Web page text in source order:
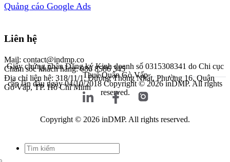
Quảng cáo Google Ads
Liên hệ
Mail: contact@indmp.co
Chăm sóc khách hàng: 086 8586 345
Địa chỉ liên hệ: 318/11/1, Đường Thống Nhất, Phường 16, Quận
Gò Vấp, TP. Hồ Chí Minh
Giấy chứng nhận Đăng ký Kinh doanh số 0315308341 do Chi cục
Thuế Quận Gò Vấp
cấp lần đầu ngày 04/10/2018Copyright © 2026 inDMP. All rights
reserved.
Copyright © 2026 inDMP. All rights reserved.